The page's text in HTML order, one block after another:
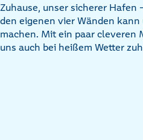
Zuhause, unser sicherer Hafen
den eigenen vier Wänden
machen. Mit ein paar cleveren
uns auch bei heißem Wetter